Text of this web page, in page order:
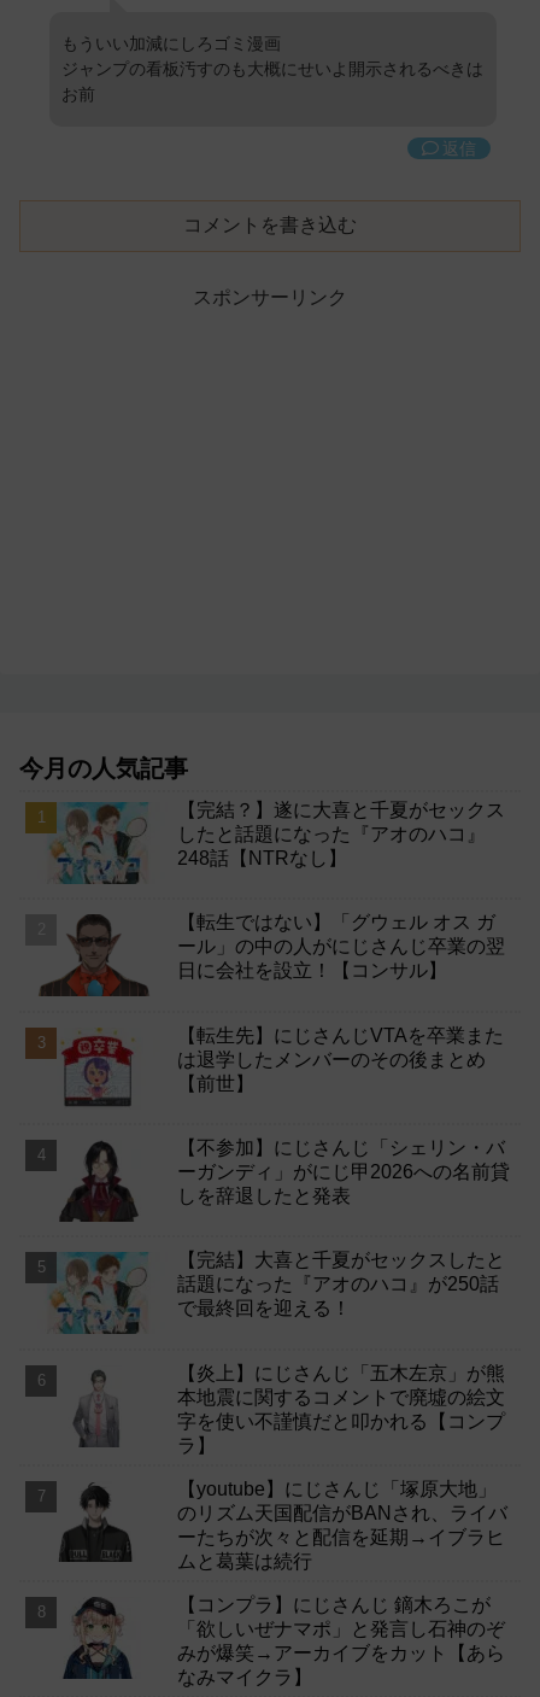
もういい加減にしろゴミ漫画
ジャンプの看板汚すのも大概にせいよ開示されるべきは
お前
返信
コメントを書き込む
スポンサーリンク
今月の人気記事
【完結？】遂に大喜と千夏がセックス
したと話題になった『アオのハコ』
248話【NTRなし】
【転生ではない】「グウェル オス ガ
ール」の中の人がにじさんじ卒業の翌
日に会社を設立！【コンサル】
【転生先】にじさんじVTAを卒業また
は退学したメンバーのその後まとめ
【前世】
【不参加】にじさんじ「シェリン・バ
ーガンディ」がにじ甲2026への名前貸
しを辞退したと発表
【完結】大喜と千夏がセックスしたと
話題になった『アオのハコ』が250話
で最終回を迎える！
【炎上】にじさんじ「五木左京」が熊
本地震に関するコメントで廃墟の絵文
字を使い不謹慎だと叩かれる【コンプ
ラ】
【youtube】にじさんじ「塚原大地」
のリズム天国配信がBANされ、ライバ
ーたちが次々と配信を延期→イブラヒ
ムと葛葉は続行
【コンプラ】にじさんじ 鏑木ろこが
「欲しいぜナマポ」と発言し石神のぞ
みが爆笑→アーカイブをカット【あら
なみマイクラ】